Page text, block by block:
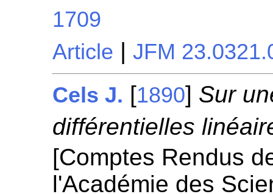
1709
Article |JFM
Cels J. [1890] Sur
différentielles
[Comptes Rendus
l'Académie des